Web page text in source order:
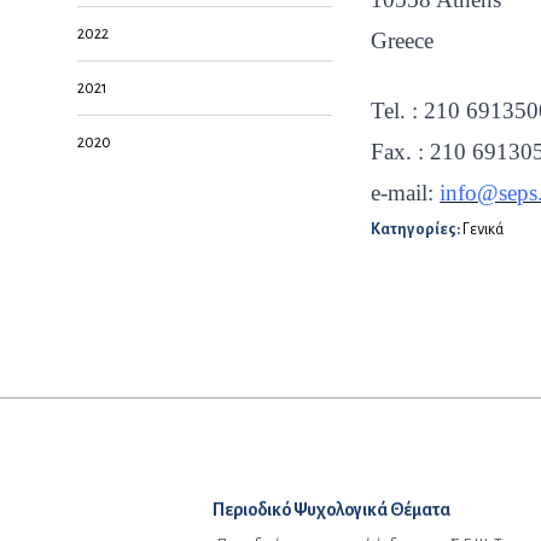
2022
2021
2020
Greece
Tel. : 210
Fax. : 210
e-mail:
Κατηγορίες: Γενικά
Προηγούμενο άρθρο:
Περιοδικό Ψυχολογικά Θέματα